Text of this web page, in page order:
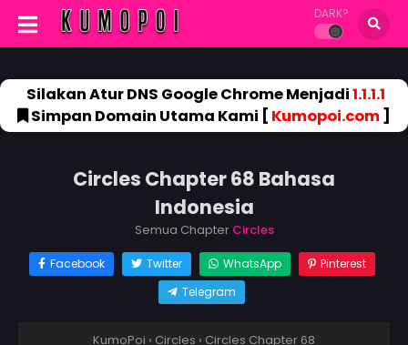
DARK?
Silakan Atur DNS Google Chrome Menjadi1.1.1.1
Simpan Domain Utama Kami [ Kumopoi.com]
Circles Chapter 68 Bahasa
Indonesia
Semua Chapter Circles
Facebook Twitter WhatsApp
Pinterest
Telegram
KumoPoi › Circles › Circles Chapter 68